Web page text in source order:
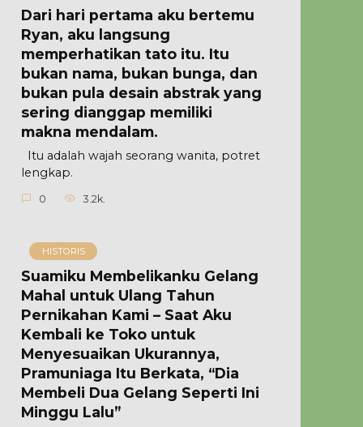
Dari hari pertama aku bertemu
Ryan, aku langsung
memperhatikan tato itu. Itu
bukan nama, bukan bunga, dan
bukan pula desain abstrak yang
sering dianggap memiliki
makna mendalam.
Itu adalah wajah seorang wanita, potret
lengkap.
0 3.2k.
HISTORIS
Suamiku Membelikanku Gelang
Mahal untuk Ulang Tahun
Pernikahan Kami – Saat Aku
Kembali ke Toko untuk
Menyesuaikan Ukurannya,
Pramuniaga Itu Berkata, “Dia
Membeli Dua Gelang Seperti Ini
Minggu Lalu”